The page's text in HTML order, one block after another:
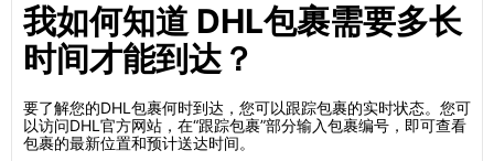
我如何知道 DHL包裹需要多长
时间才能到达？
要了解您的DHL包裹何时到达，您可以跟踪包裹的实时状态。您可
以访问DHL官方网站，在“跟踪包裹”部分输入包裹编号，即可查看
包裹的最新位置和预计送达时间。